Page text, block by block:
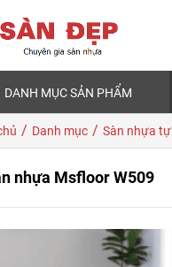
DANH MỤC SẢN PHẨM
/ Danh mục / Sàn nhựa
nhựa Msfloor W509